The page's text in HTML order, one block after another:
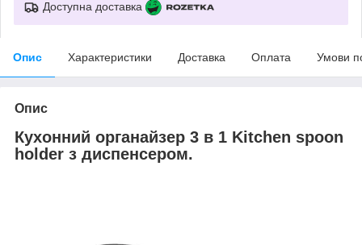
Доступна доставка
Опис Характеристики Доставка Оплата Умови
Опис
Кухонний органайзер 3 в 1 Kitchen spoon
holder з диспенсером.